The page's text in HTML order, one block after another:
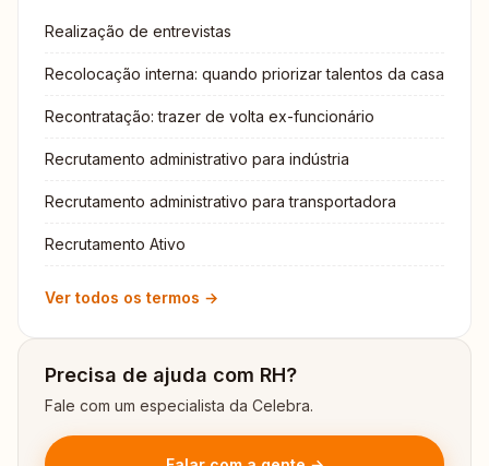
Realização de entrevistas
Recolocação interna: quando priorizar talentos da casa
Recontratação: trazer de volta ex-funcionário
Recrutamento administrativo para indústria
Recrutamento administrativo para transportadora
Recrutamento Ativo
Ver todos os termos →
Precisa de ajuda com RH?
Fale com um especialista da Celebra.